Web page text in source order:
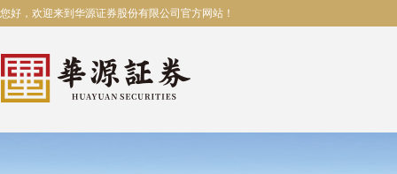
您好，欢迎来到华源证券股份有限公司官方网站！